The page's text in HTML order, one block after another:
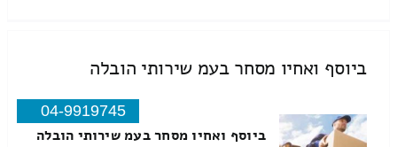
ביוסף ואחיו מסחר בעמ שירותי הובלה
04-9919745
ביוסף ואחיו מסחר בעמ שירותי הובלה